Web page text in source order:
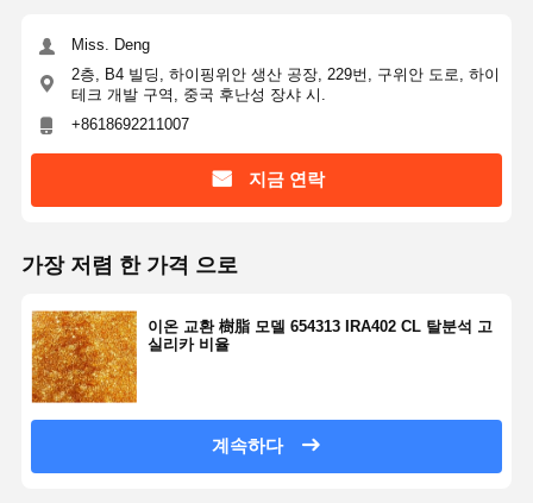
Miss. Deng
2층, B4 빌딩, 하이핑위안 생산 공장, 229번, 구위안 도로, 하이
테크 개발 구역, 중국 후난성 장샤 시.
+8618692211007
지금 연락
가장 저렴 한 가격 으로
이온 교환 樹脂 모델 654313 IRA402 CL 탈분석 고
실리카 비율
계속하다